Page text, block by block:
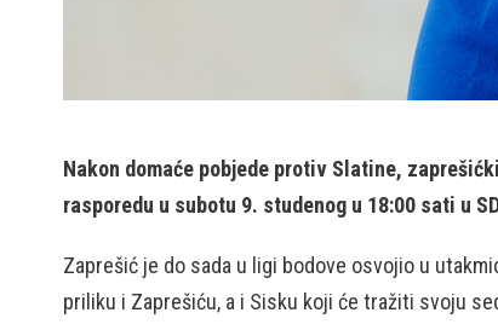
Nakon domaće pobjede protiv Slatine,
rasporedu u subotu 9. studenog u 18:00 sati u
Zaprešić je do sada u ligi bodove osvojio u
priliku i Zaprešiću, a i Sisku koji će tražiti svoju